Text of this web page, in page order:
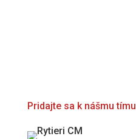
Pridajte sa k nášmu tímu